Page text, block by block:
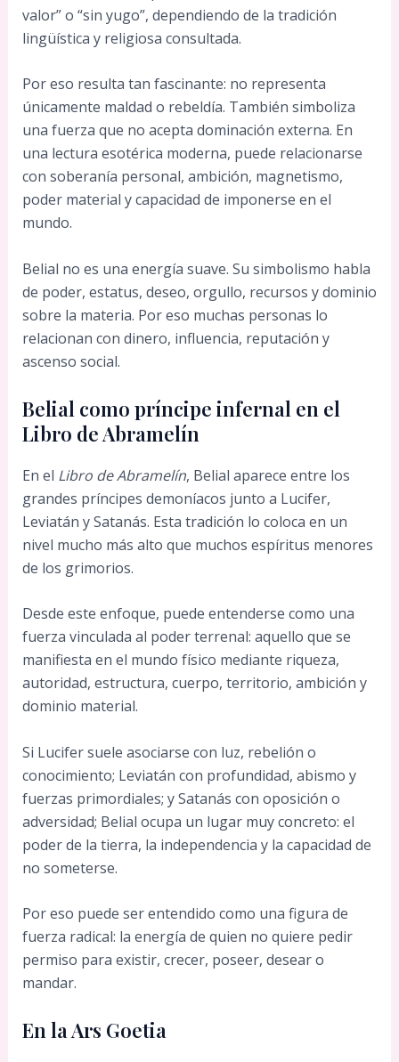
valor” o “sin yugo”, dependiendo de la tradición
lingüística y religiosa consultada.
Por eso resulta tan fascinante: no representa
únicamente maldad o rebeldía. También simboliza
una fuerza que no acepta dominación externa. En
una lectura esotérica moderna, puede relacionarse
con soberanía personal, ambición, magnetismo,
poder material y capacidad de imponerse en el
mundo.
Belial no es una energía suave. Su simbolismo habla
de poder, estatus, deseo, orgullo, recursos y dominio
sobre la materia. Por eso muchas personas lo
relacionan con dinero, influencia, reputación y
ascenso social.
Belial como príncipe infernal en el
Libro de Abramelín
En el Libro de Abramelín, Belial aparece entre los
grandes príncipes demoníacos junto a Lucifer,
Leviatán y Satanás. Esta tradición lo coloca en un
nivel mucho más alto que muchos espíritus menores
de los grimorios.
Desde este enfoque, puede entenderse como una
fuerza vinculada al poder terrenal: aquello que se
manifiesta en el mundo físico mediante riqueza,
autoridad, estructura, cuerpo, territorio, ambición y
dominio material.
Si Lucifer suele asociarse con luz, rebelión o
conocimiento; Leviatán con profundidad, abismo y
fuerzas primordiales; y Satanás con oposición o
adversidad; Belial ocupa un lugar muy concreto: el
poder de la tierra, la independencia y la capacidad de
no someterse.
Por eso puede ser entendido como una figura de
fuerza radical: la energía de quien no quiere pedir
permiso para existir, crecer, poseer, desear o
mandar.
En la Ars Goetia